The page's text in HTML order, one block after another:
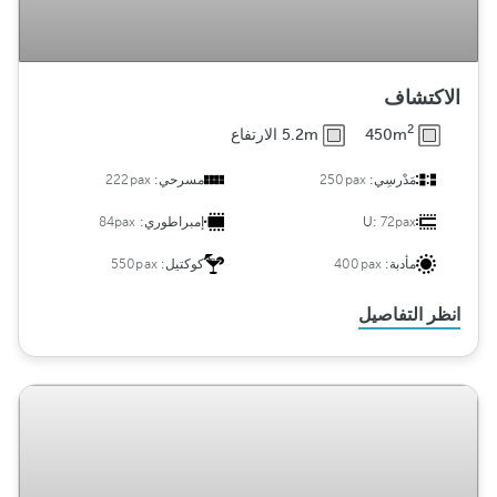
الاكتشاف
450m2 5.2m الارتفاع
مَدْرسِي:250pax مسرحي:222pax
U: 72pax إمبراطوري: 84pax
مأدبة:400pax كوكتيل:550pax
انظر التفاصيل